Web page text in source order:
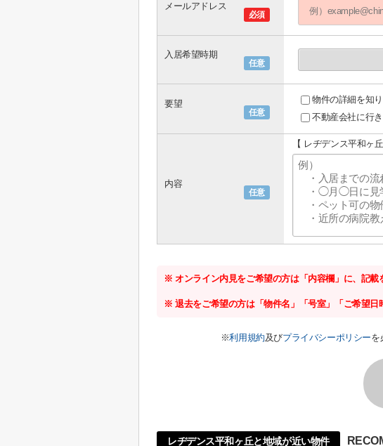
必須
メールアドレス
任意
入居希望時期
任意
要望 物件の詳細を知
不動産会社に行
任意
内容
【 レヂデンス平和ヶ
※ オンライン内見をご希望の方は「内容欄」に、記載
※ 退去をご希望の方は「物件名」「号室」「ご希望
※利用規約及びプライバシーポリシーを
レヂデンス平和ヶ丘と地域が近い物件